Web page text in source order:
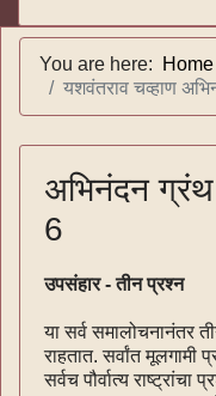
You are here: Home
यशवंतराव चव्हाण
अभिनंदन ग्रंथ
6
उपसंहार - तीन प्रश्न
या सर्व समालोचनानंतर
राहतात. सर्वांत मूलगामी
सर्वच पौर्वात्य